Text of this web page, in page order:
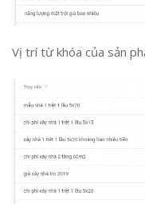
Vị trí từ khóa của sản